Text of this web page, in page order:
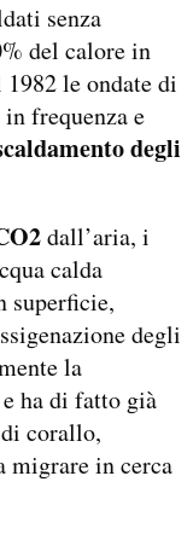
senza
del calore in
le ondate di
frequenza e
degli
dall’aria, i
calda
superficie,
degli
la
ha di fatto già
corallo,
migrare in cerca